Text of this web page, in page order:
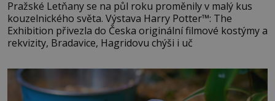
Pražské Letňany se na půl roku proměnily v malý kus
kouzelnického světa. Výstava Harry Potter™: The
Exhibition přivezla do Česka originální filmové kostýmy a
rekvizity, Bradavice, Hagridovu chýši i uč